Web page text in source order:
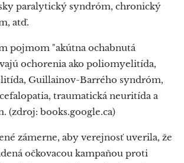
paralytický syndróm, chronický
atď.
pojmom "akútna ochabnutá
ochorenia ako poliomyelitída,
Guillainov-Barrého syndróm,
traumatická neuritída a
(zdroj: books.google.ca)
zámerne, aby verejnosť uverila, že
očkovacou kampaňou proti